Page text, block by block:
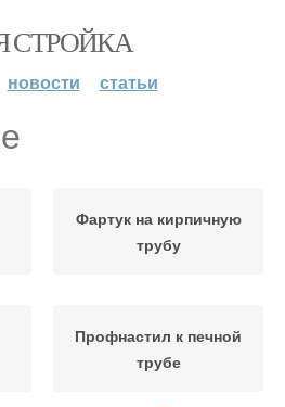
СТРОЙКА
новости статьи
Фартук на кирпичную
трубу
Профнастил к печной
трубе